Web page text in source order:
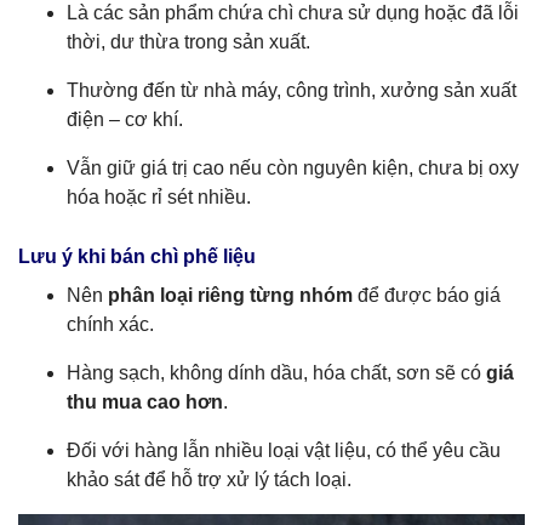
Là các sản phẩm chứa chì chưa sử dụng hoặc đã lỗi
thời, dư thừa trong sản xuất.
Thường đến từ nhà máy, công trình, xưởng sản xuất
điện – cơ khí.
Vẫn giữ giá trị cao nếu còn nguyên kiện, chưa bị oxy
hóa hoặc rỉ sét nhiều.
Lưu ý khi bán chì phế liệu
Nên phân loại riêng từng nhóm để được báo giá
chính xác.
Hàng sạch, không dính dầu, hóa chất, sơn sẽ có giá
thu mua cao hơn.
Đối với hàng lẫn nhiều loại vật liệu, có thể yêu cầu
khảo sát để hỗ trợ xử lý tách loại.